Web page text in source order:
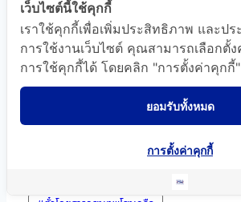
#Minivan Bangkok to Phnom Penh
#Minivan Bangkok to Poipet
#Minivan Bangkok to Siemreap
#Poipet
#Siem Reap
#travel Mart Bangkok
#ตั๋วโดยสารกรุงเท
#ตั๋วโดยสารกรุงเทพปอยเปต
#ตั๋วโดยสารกรุ
เว็บไซต์นี้ใช้คุกกี้
เราใช้คุกกี้เพื่อเพิ่มประสิทธิภาพ และป
การใช้งานเว็บไซต์ คุณสามารถเลือกตั้
การใช้คุกกี้ได้ โดยคลิก "การตั้งค่าคุกกี้"
ยอมรับทั้งหมด
การตั้งค่าคุกกี้